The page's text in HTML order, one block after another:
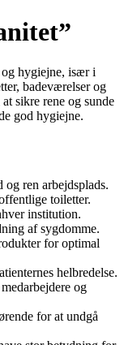
og hygiejne, især i
badeværelser og
sikre rene og sunde
god hygiejne.
og ren arbejdsplads.
toiletter.
institution.
af sygdomme.
for optimal
helbredelse.
og
for at undgå